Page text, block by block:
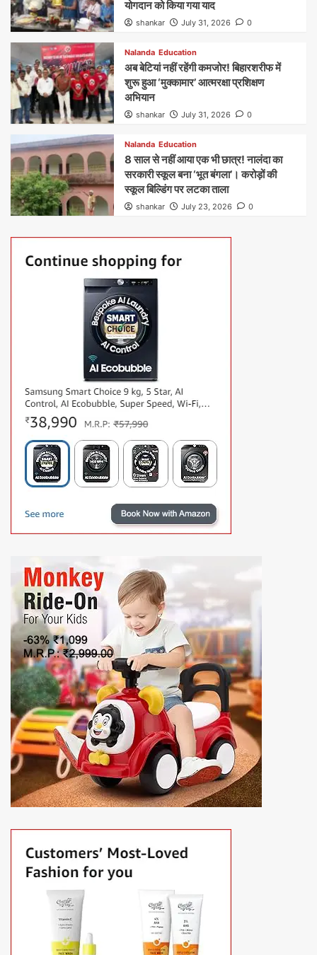
योगदान को किया गया याद
shankar July 31, 2026 0
Nalanda Education
अब बेटियां नहीं रहेंगी कमजोर! बिहारशरीफ में
शुरू हुआ ‘मुक्कामार’ आत्मरक्षा प्रशिक्षण
अभियान
shankar July 31, 2026 0
Nalanda Education
8 साल से नहीं आया एक भी छात्र! नालंदा का
सरकारी स्कूल बना ‘भूत बंगला’। करोड़ों की
स्कूल बिल्डिंग पर लटका ताला
shankar July 23, 2026 0